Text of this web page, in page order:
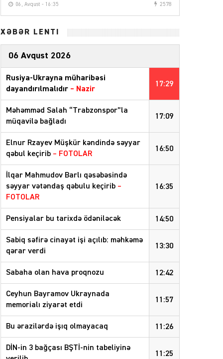
06, Avqust - 16:35 2578
XƏBƏR LENTİ
06 Avqust 2026
17:29
Rusiya-Ukrayna müharibəsi
dayandırılmalıdır – Nazir
17:09
Məhəmməd Salah “Trabzonspor”la
müqavilə bağladı
16:50
Elnur Rzayev Müşkür kəndində səyyar
qəbul keçirib – FOTOLAR
16:35
İlqar Mahmudov Barlı qəsəbəsində
səyyar vətəndaş qəbulu keçirib –
FOTOLAR
14:50
Pensiyalar bu tarixdə ödəniləcək
13:30
Sabiq səfirə cinayət işi açılıb: məhkəmə
qərar verdi
12:42
Sabaha olan hava proqnozu
11:57
Ceyhun Bayramov Ukraynada
memorialı ziyarət etdi
11:26
Bu ərazilərdə işıq olmayacaq
11:25
DİN-in 3 bağçası BŞTİ-nin tabeliyinə